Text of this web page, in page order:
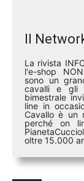
Il
La rivista
l'e-shop
sono un
cavalli e gli
bimestrale
line in
Cavallo è un
perché on
oltre 15.000